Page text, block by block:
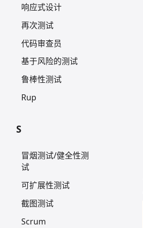
响应式设计
再次测试
代码审查员
基于风险的测试
鲁棒性测试
Rup
S
冒烟测试/健全性测
试
可扩展性测试
截图测试
Scrum